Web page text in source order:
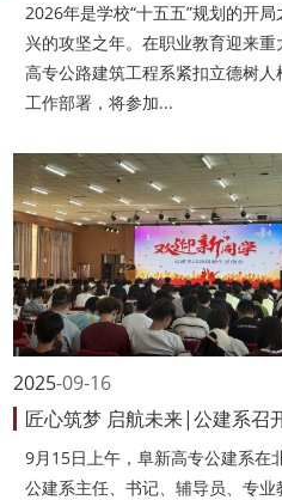
2026年是学校“十五五”规划的开
兴的攻坚之年。在职业教育迎来
高专公路建筑工程系紧扣立德树
工作部署，将参加...
09-16
2025
9月15日上午，阜新高专公建系在
公建系主任、书记、辅导员、专